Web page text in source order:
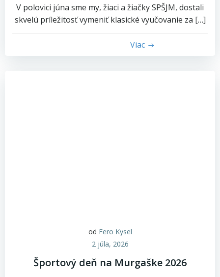
V polovici júna sme my, žiaci a žiačky SPŠJM, dostali
skvelú príležitosť vymeniť klasické vyučovanie za […]
Viac
od Fero Kysel
2 júla, 2026
Športový deň na Murgaške 2026